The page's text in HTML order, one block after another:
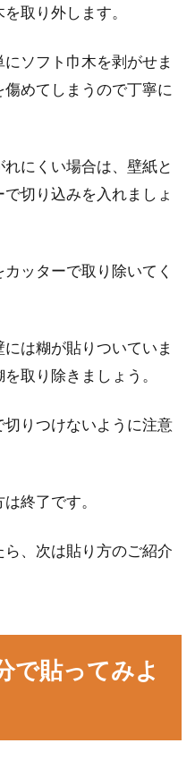
取り外します。
ソフト巾木を剥がせま
めてしまうので丁寧に
にくい場合は、壁紙と
切り込みを入れましょ
ッターで取り除いてく
は糊が貼りついていま
取り除きましょう。
りつけないように注意
終了です。
、次は貼り方のご紹介
で貼ってみよ